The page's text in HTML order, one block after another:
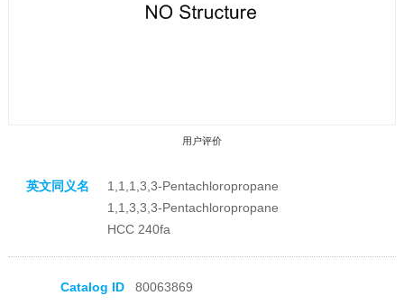
用户评价
英文同义名
1,1,1,3,3-Pentachloropropane
1,1,3,3,3-Pentachloropropane
HCC 240fa
Catalog ID
80063869